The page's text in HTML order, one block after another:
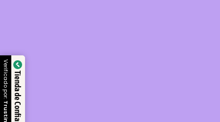
Tienda de Confianza
Verificado por: